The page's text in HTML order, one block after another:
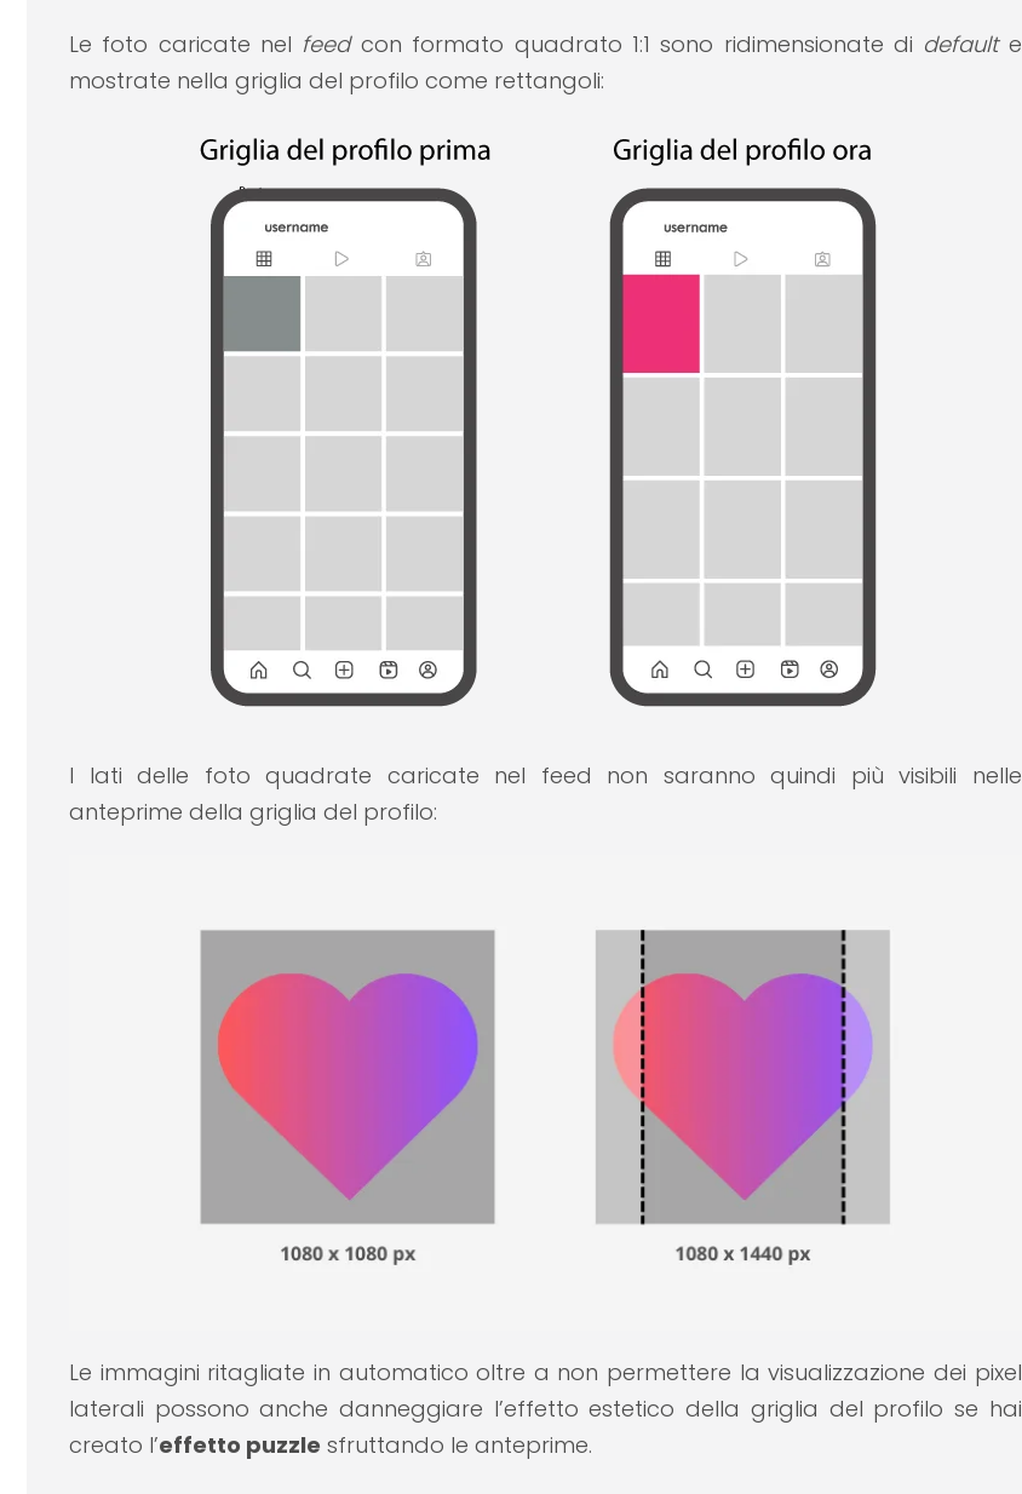
Le foto caricate nel feedcon formato quadrato 1:1 sono ridimensionate di defaulte
mostrate nella griglia del profilo come rettangoli:
I lati delle foto quadrate caricate nel feed non saranno quindi più visibili nelle
anteprime della griglia del profilo:
Le immagini ritagliate in automatico oltre a non permettere la visualizzazione dei pixel
laterali possono anche danneggiare l’effetto estetico della griglia del profilo se hai
creato l’effetto puzzle sfruttando le anteprime.